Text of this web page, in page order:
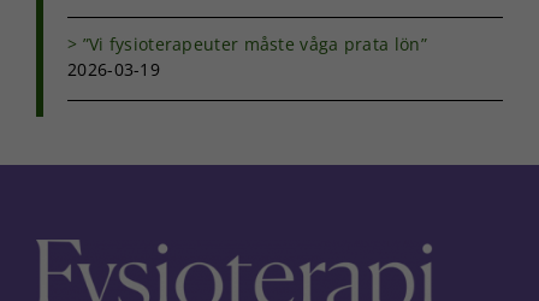
”Vi fysioterapeuter måste våga prata lön”
2026-03-19